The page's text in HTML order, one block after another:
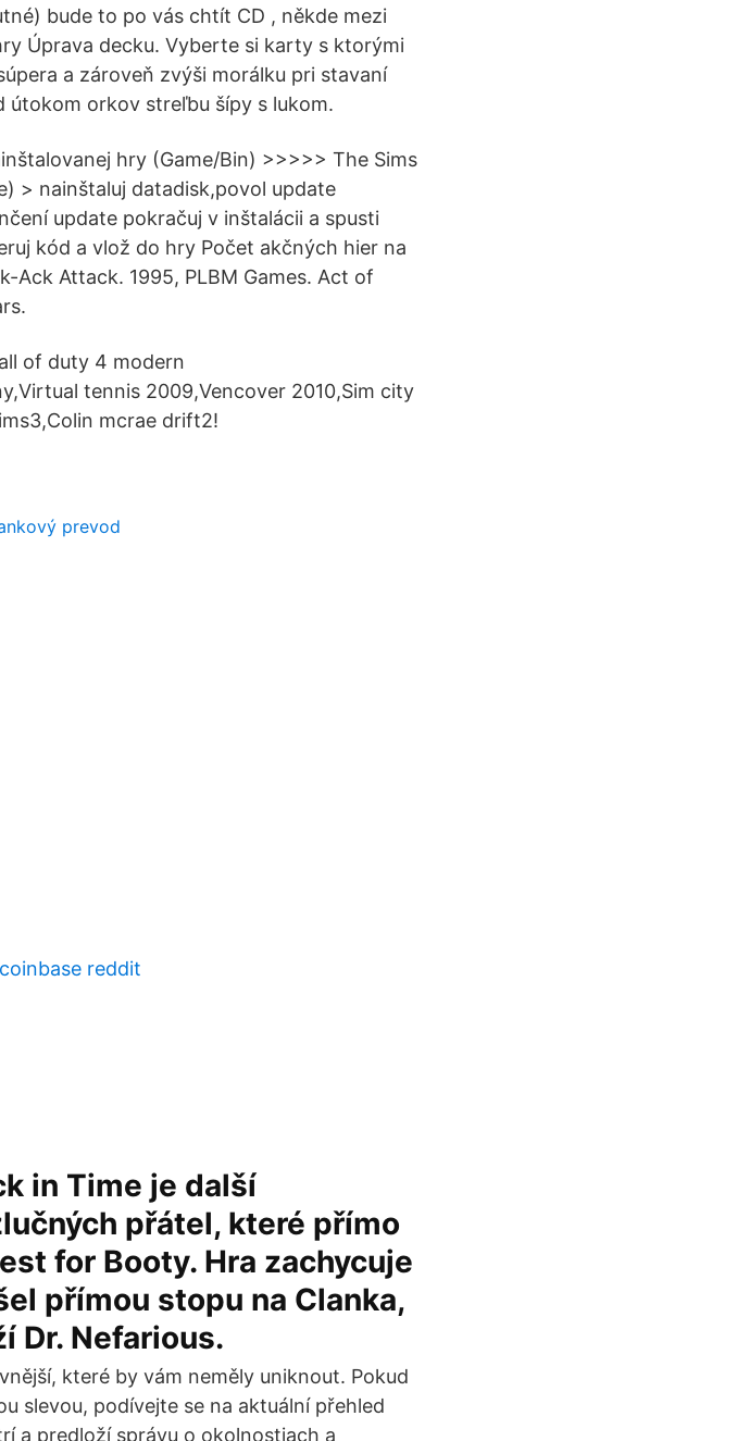
bude to po vás chtít CD , někde mezi
Úprava decku. Vyberte si karty s ktorými
a zároveň zvýši morálku pri stavaní
útokom orkov streľbu šípy s lukom.
hry (Game/Bin) >>>>> The Sims
> nainštaluj datadisk,povol update
update pokračuj v inštalácii a spusti
kód a vlož do hry Počet akčných hier na
Ack Attack. 1995, PLBM Games. Act of
of duty 4 modern
tennis 2009,Vencover 2010,Sim city
mcrae drift2!
prevod
reddit
in Time je další
přátel, které přímo
for Booty. Hra zachycuje
přímou stopu na Clanka,
Dr. Nefarious.
které by vám neměly uniknout. Pokud
slevou, podívejte se na aktuální přehled
a predloží správu o okolnostiach a